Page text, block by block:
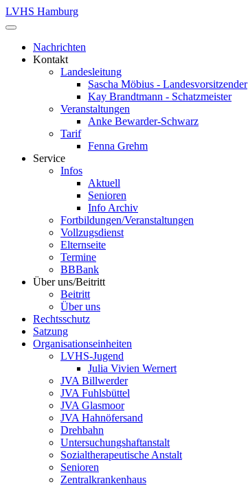
LVHS Hamburg
Nachrichten
Kontakt
Landesleitung
Sascha Möbius - Landesvorsitzender
Kay Brandtmann - Schatzmeister
Veranstaltungen
Anke Bewarder-Schwarz
Tarif
Fenna Grehm
Service
Infos
Aktuell
Senioren
Info Archiv
Fortbildungen/Veranstaltungen
Vollzugsdienst
Elternseite
Termine
BBBank
Über uns/Beitritt
Beitritt
Über uns
Rechtsschutz
Satzung
Organisationseinheiten
LVHS-Jugend
Julia Vivien Wernert
JVA Billwerder
JVA Fuhlsbüttel
JVA Glasmoor
JVA Hahnöfersand
Drehbahn
Untersuchungshaftanstalt
Sozialtherapeutische Anstalt
Senioren
Zentralkrankenhaus